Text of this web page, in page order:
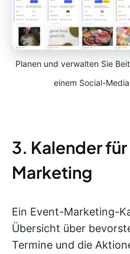
Planen und verwalten Sie
einem Social-
3. Kalender
Marketing
Ein Event-Marketing-
Übersicht über
Termine und die